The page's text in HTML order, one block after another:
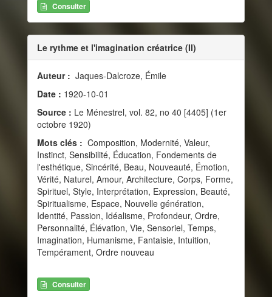
Consulter
Le rythme et l'imagination créatrice (II)
Auteur : Jaques-Dalcroze, Émile
Date : 1920-10-01
Source : Le Ménestrel, vol. 82, no 40 [4405] (1er
octobre 1920)
Mots clés : Composition, Modernité, Valeur,
Instinct, Sensibilité, Éducation, Fondements de
l'esthétique, Sincérité, Beau, Nouveauté, Émotion,
Vérité, Naturel, Amour, Architecture, Corps, Forme,
Spirituel, Style, Interprétation, Expression, Beauté,
Spiritualisme, Espace, Nouvelle génération,
Identité, Passion, Idéalisme, Profondeur, Ordre,
Personnalité, Élévation, Vie, Sensoriel, Temps,
Imagination, Humanisme, Fantaisie, Intuition,
Tempérament, Ordre nouveau
Consulter